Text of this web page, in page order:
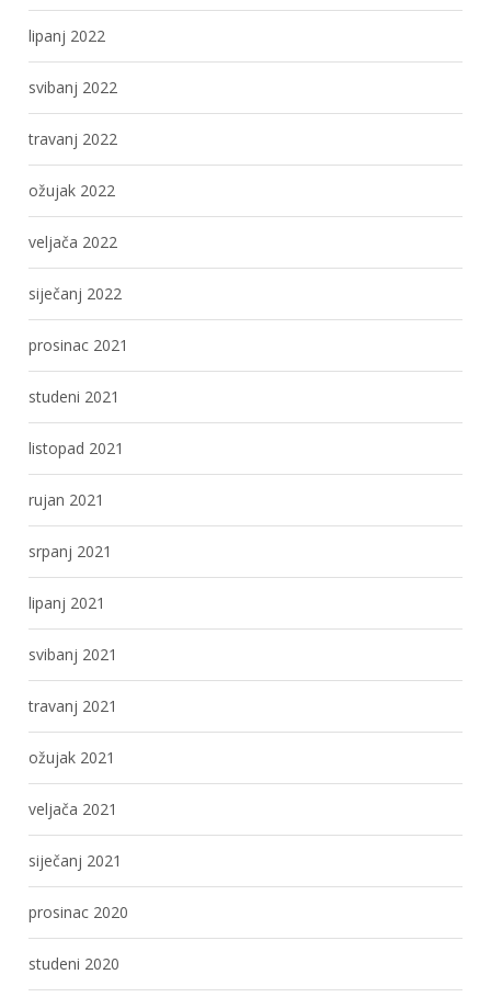
lipanj 2022
svibanj 2022
travanj 2022
ožujak 2022
veljača 2022
siječanj 2022
prosinac 2021
studeni 2021
listopad 2021
rujan 2021
srpanj 2021
lipanj 2021
svibanj 2021
travanj 2021
ožujak 2021
veljača 2021
siječanj 2021
prosinac 2020
studeni 2020